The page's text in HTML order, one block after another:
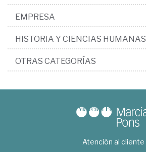
EMPRESA
HISTORIA Y CIENCIAS HUMANAS
OTRAS CATEGORÍAS
Atención al cliente